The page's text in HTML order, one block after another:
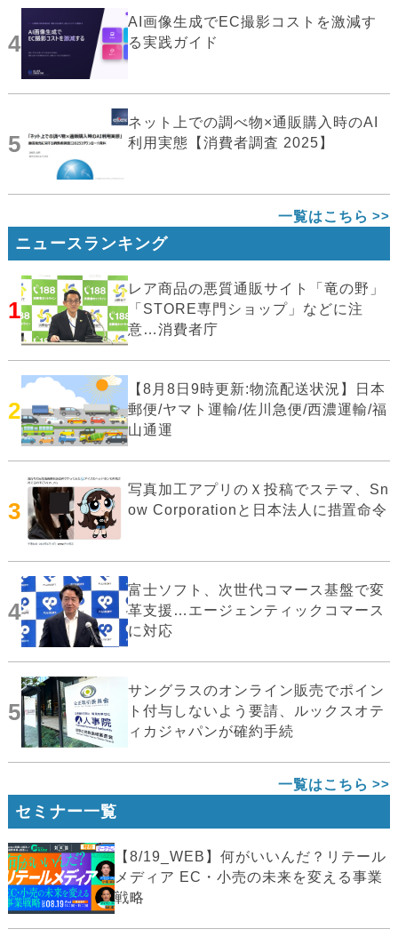
4
AI画像生成でEC撮影コストを激減す
る実践ガイド
5
ネット上での調べ物×通販購入時のAI
利用実態【消費者調査 2025】
一覧はこちら
ニュースランキング
1
レア商品の悪質通販サイト「竜の野」
「STORE専門ショップ」などに注
意…消費者庁
2
【8月8日9時更新:物流配送状況】日本
郵便/ヤマト運輸/佐川急便/西濃運輸/福
山通運
3
写真加工アプリのＸ投稿でステマ、Sn
ow Corporationと日本法人に措置命令
4
富士ソフト、次世代コマース基盤で変
革支援…エージェンティックコマース
に対応
5
サングラスのオンライン販売でポイン
ト付与しないよう要請、ルックスオテ
ィカジャパンが確約手続
一覧はこちら
セミナー一覧
【8/19_WEB】何がいいんだ？リテール
メディア EC・小売の未来を変える事業
戦略